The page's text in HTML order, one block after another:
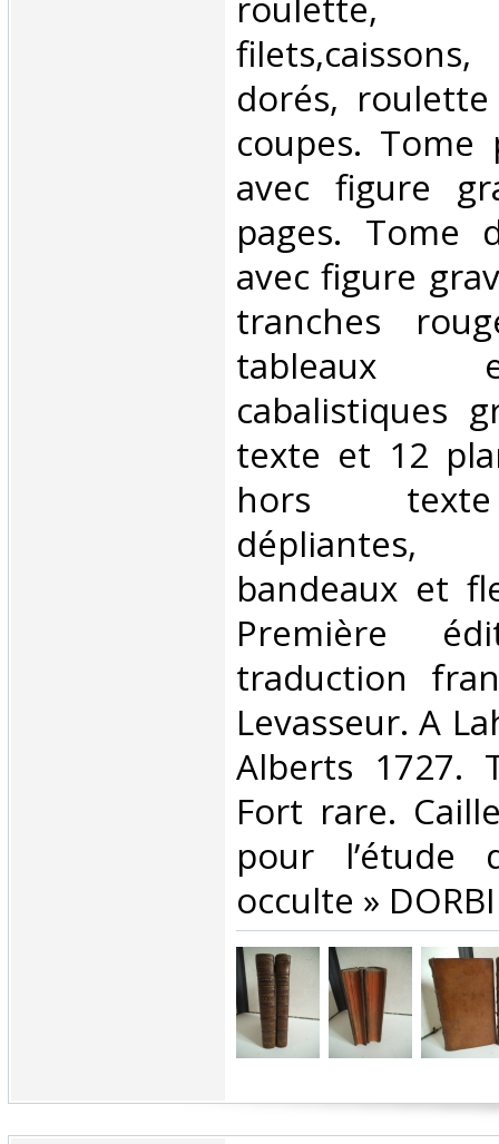
dorés,
coupes.
avec figure
pages. Tome
avec figure
tranches
tableaux
cabalistiques
texte et 12
hors
bandeaux et
Première
traduction
Levasseur. A
Alberts 1727.
Fort rare.
pour l’étude
occulte »